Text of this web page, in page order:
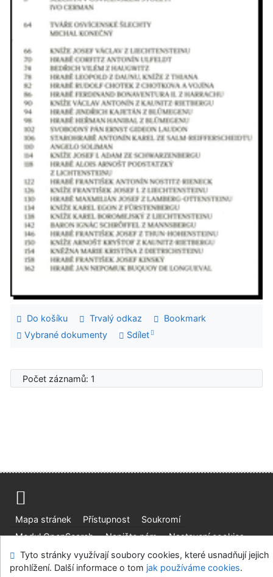
Do košíku Trvalý odkaz
Bookmark
Vybrané dokumenty
Sdílet
Počet záznamů: 1
Mapa stránek Přístupnost
Soukromí
Modul OpenSearch
Napište nám Nastavení cookies
Univerzitní knihovna - Univerzita Hradec Králové
Tyto stránky využívají soubory cookies, které usnadňují jejich
prohlížení. Další informace o tom jak používáme cookies.